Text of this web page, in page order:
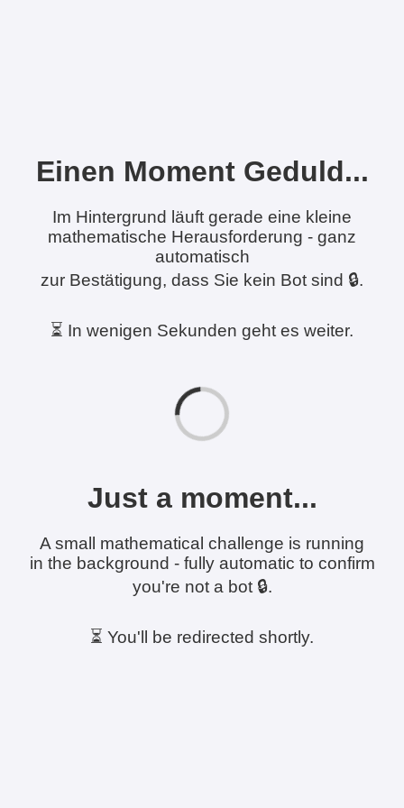
Einen Moment Geduld...
Im Hintergrund läuft gerade eine kleine
mathematische Herausforderung - ganz
automatisch
zur Bestätigung, dass Sie kein Bot sind 🔒.
⏳ In wenigen Sekunden geht es weiter.
Just a moment...
A small mathematical challenge is running
in the background - fully automatic to confirm
you're not a bot 🔒.
⏳ You'll be redirected shortly.